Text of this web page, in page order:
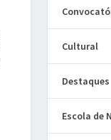
Cultural
Destaques
Escola de